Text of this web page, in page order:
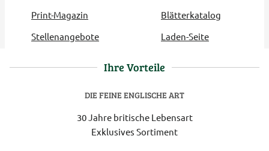
Print-Magazin
Blätterkatalog
Stellenangebote
Laden-Seite
Ihre Vorteile
DIE FEINE ENGLISCHE ART
30 Jahre britische Lebensart
Exklusives Sortiment